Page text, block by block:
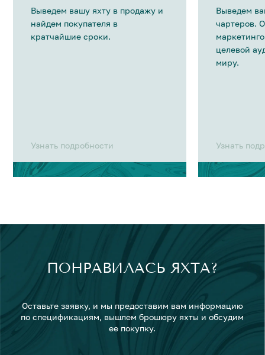
Выведем вашу яхту в продажу и
найдем покупателя в
кратчайшие сроки.
Узнать подробности
Выведем
чартеров.
целевой
миру.
Узнать
ПОНРАВИЛАСЬ ЯХТА?
Оставьте заявку, и мы предоставим вам информацию
по спецификациям, вышлем брошюру яхты и обсудим
ее покупку.